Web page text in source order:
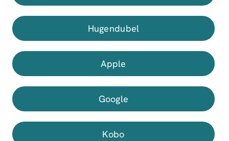
Hugendubel
Apple
Google
Kobo